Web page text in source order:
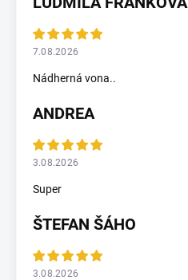
7.08.2026
Nádherná vona..
ANDREA
3.08.2026
Super
ŠTEFAN ŠÁHO
3.08.2026